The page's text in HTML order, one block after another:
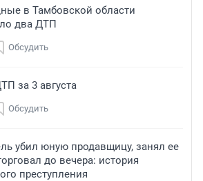
в Тамбовской области
два ДТП
Обсудить
за 3 августа
Обсудить
убил юную продавщицу, занял ее
до вечера: история
преступления